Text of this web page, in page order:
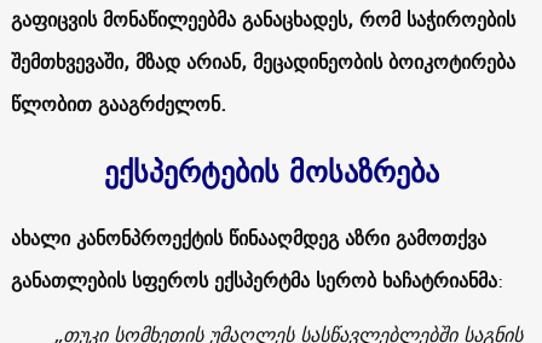
გაფიცვის მონაწილეებმა განაცხადეს, რომ საჭიროების
შემთხვევაში, მზად არიან, მეცადინეობის ბოიკოტირება
წლობით გააგრძელონ.
ექსპერტების მოსაზრება
ახალი კანონპროექტის წინააღმდეგ აზრი გამოთქვა
განათლების სფეროს ექსპერტმა სერობ ხაჩატრიანმა:
„თუკი სომხეთის უმაღლეს სასწავლებლებში საგნის